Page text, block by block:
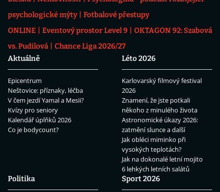
psychologické mýty
Fotbalové přestupy
ONLINE
Eventový prostor Level 9
OKTAGON 92: Szabová
vs. Pudilová
Chance Liga 2026/27
Aktuálně
Epicentrum
Neštovice: příznaky, léčba
V čem jezdí Yamal a Mesii?
Kvízy pro seniory
Kalendář úplňků 2026
Co je bodycount?
Léto 2026
Karlovarský filmový festival
2026
Znamení, že jste potkali
někoho z minulého života
Astronomické úkazy 2026:
zatmění slunce a další
Jak obléci miminko při
vysokých teplotách?
Jak na dokonalé letní mojito
6 lehkých letních salátů
Politika
Sport 2026